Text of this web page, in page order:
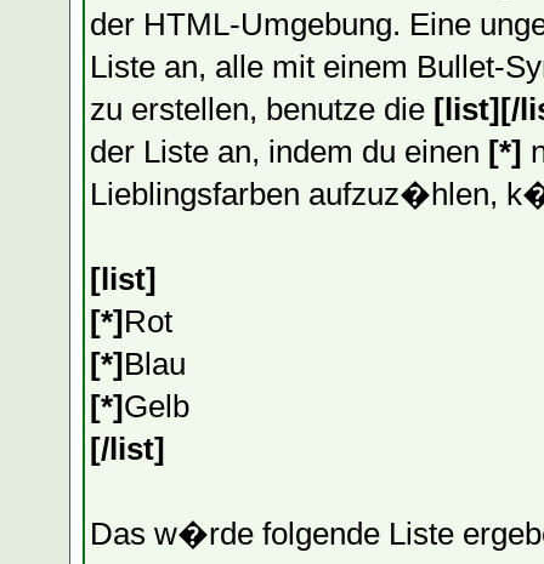
der HTML-Umgebung. Eine
Liste an, alle mit einem Bullet-
zu erstellen, benutze die [list][/
der Liste an, indem du einen [*]
Lieblingsfarben aufzuz�hlen,
[list]
[*] Rot
[*] Blau
[*] Gelb
[/list]
Das w�rde folgende Liste